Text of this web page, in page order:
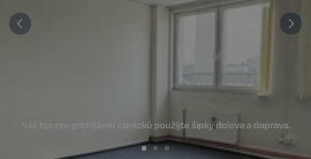
Náš tip: pro prohlížení obrázků použijte šipky doleva a doprava.